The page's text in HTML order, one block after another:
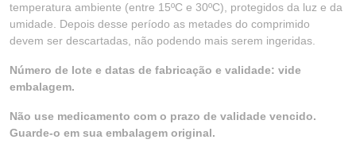
temperatura ambiente (entre 15ºC e 30ºC), protegidos da luz e da
umidade. Depois desse período as metades do comprimido
devem ser descartadas, não podendo mais serem ingeridas.
Número de lote e datas de fabricação e validade: vide
embalagem.
Não use medicamento com o prazo de validade vencido.
Guarde-o em sua embalagem original.